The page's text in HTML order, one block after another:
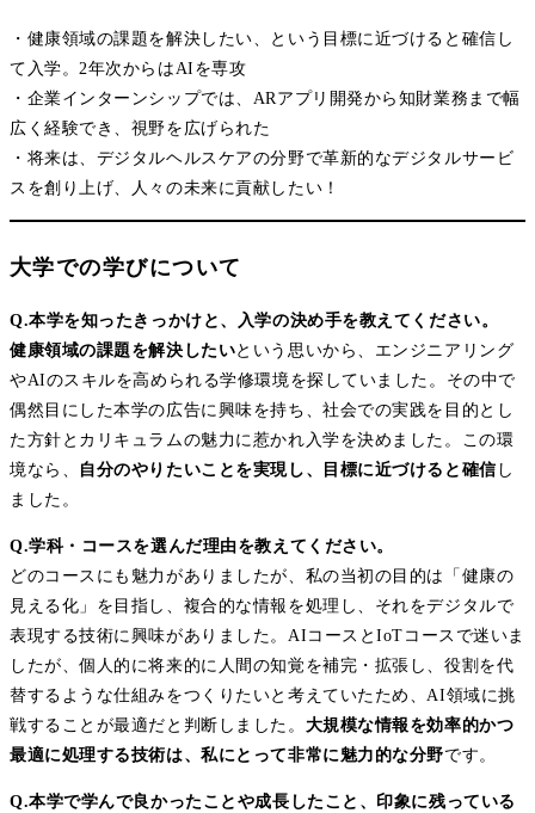
・健康領域の課題を解決したい、という目標に近づけると確信し
て入学。2年次からはAIを専攻
・企業インターンシップでは、ARアプリ開発から知財業務まで幅
広く経験でき、視野を広げられた
・将来は、デジタルヘルスケアの分野で革新的なデジタルサービ
スを創り上げ、人々の未来に貢献したい！
大学での学びについて
Q.本学を知ったきっかけと、入学の決め手を教えてください。
健康領域の課題を解決したいという思いから、エンジニアリング
やAIのスキルを高められる学修環境を探していました。その中で
偶然目にした本学の広告に興味を持ち、社会での実践を目的とし
た方針とカリキュラムの魅力に惹かれ入学を決めました。この環
境なら、
自分のやりたいことを実現し、目標に近づけると確信し
ました。
Q.学科・コースを選んだ理由を教えてください。
どのコースにも魅力がありましたが、私の当初の目的は「健康の
見える化」を目指し、複合的な情報を処理し、それをデジタルで
表現する技術に興味がありました。AIコースとIoTコースで迷いま
したが、個人的に将来的に人間の知覚を補完・拡張し、役割を代
替するような仕組みをつくりたいと考えていたため、AI領域に挑
戦することが最適だと判断しました。 大規模な情報を効率的かつ
最適に処理する技術は、私にとって非常に魅力的な分野です。
Q.本学で学んで良かったことや成長したこと、印象に残っている